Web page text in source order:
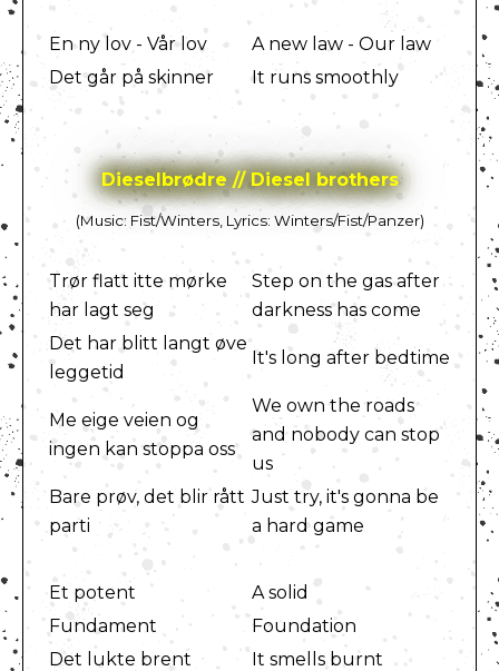
En ny lov - Vår lov
A new law - Our law
Det går på skinner
It runs smoothly
Dieselbrødre // Diesel brothers
(Music: Fist/Winters, Lyrics: Winters/Fist/Panzer)
Trør flatt itte mørke
har lagt seg
Step on the gas after
darkness has come
Det har blitt langt øve
leggetid
It's long after bedtime
Me eige veien og
ingen kan stoppa oss
We own the roads
and nobody can stop
us
Bare prøv, det blir rått
parti
Just try, it's gonna be
a hard game
Et potent
A solid
Fundament
Foundation
Det lukte brent
It smells burnt